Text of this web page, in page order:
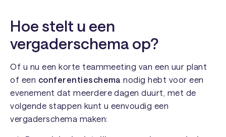
Hoe stelt u een
vergaderschema op?
Of u nu een korte teammeeting van een uur plant
of een conferentieschema nodig hebt voor een
evenement dat meerdere dagen duurt, met de
volgende stappen kunt u eenvoudig een
vergaderschema maken: